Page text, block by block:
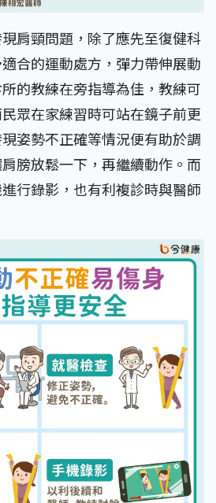
肩頸問題，除了應先至復健科
合的運動處方，彈力帶伸展動
的教練在旁指導為佳，教練可
眾在家練習時可站在鏡子前更
姿勢不正確等情況便有助於調
膀放鬆一下，再繼續動作。而
行錄影，也有利複診時與醫師